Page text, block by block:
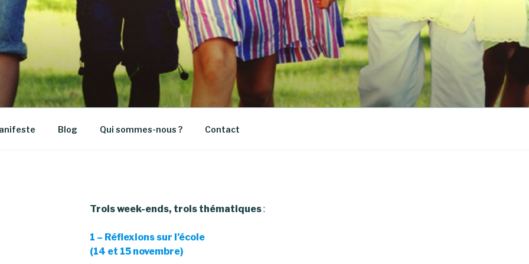
DE LA LIBERTÉ
Blog Qui sommes-nous ? Contact
Trois week-ends, trois thématiques:
1 – Réflexions sur l’école
(14 et 15 novembre)